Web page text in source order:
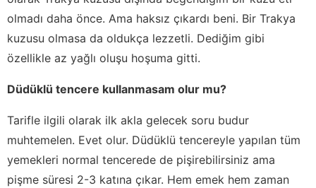
olmadı daha önce. Ama haksız çıkardı beni. Bir Trakya
kuzusu olmasa da oldukça lezzetli. Dediğim gibi
özellikle az yağlı oluşu hoşuma gitti.
Düdüklü tencere kullanmasam olur mu?
Tarifle ilgili olarak ilk akla gelecek soru budur
muhtemelen. Evet olur. Düdüklü tencereyle yapılan tüm
yemekleri normal tencerede de pişirebilirsiniz ama
pişme süresi 2-3 katına çıkar. Hem emek hem zaman